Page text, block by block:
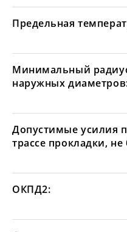
Предельная
Минимальный
наружных
Допустимые усилия
трассе прокладки, не
ОКПД2: